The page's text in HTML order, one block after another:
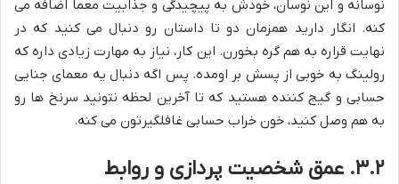
نوسانه و این نوسان، خودش به پیچیدگی و جذابیت معما اضافه می
کنه. انگار دارید همزمان دو تا داستان رو دنبال می کنید که در
نهایت قراره به هم گره بخورن. این کار، نیاز به مهارت زیادی داره که
رولینگ به خوبی از پسش بر اومده. پس اگه دنبال یه معمای جنایی
حسابی و گیج کننده هستید که تا آخرین لحظه نتونید سرنخ ها رو
به هم وصل کنید، خون خراب حسابی غافلگیرتون می کنه.
۳.۲. عمق شخصیت پردازی و روابط